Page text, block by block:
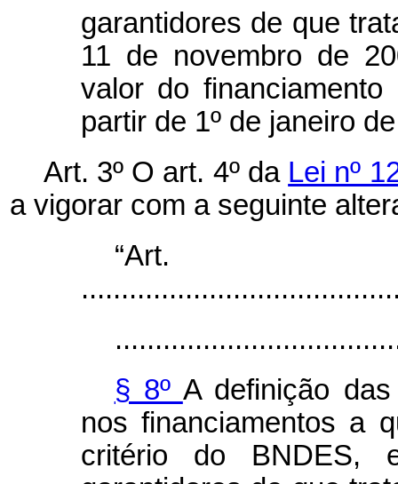
garantidores de que
11 de novembro de
valor do
partir de 1º de janeiro
Art. 3º O art. 4º da Lei nº
a vigorar com a seguinte
§ 8º A definição
nos financiamentos a
critério do BNDES,